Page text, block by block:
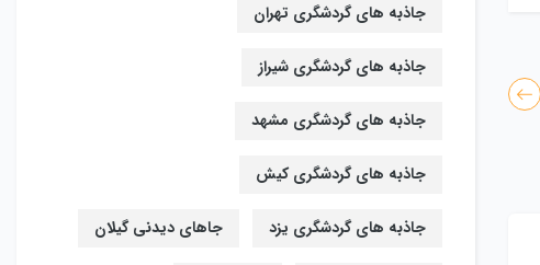
جاذبه های گردشگری تهران
جاذبه های گردشگری شیراز
جاذبه های گردشگری مشهد
جاذبه های گردشگری کیش
جاذبه های گردشگری یزد جاهای دیدنی گیلان